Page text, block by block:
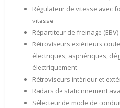
Régulateur de vitesse avec
vitesse
Répartiteur de freinage (EBV)
Rétroviseurs extérieurs
électriques, asphériques,
électriquement
Rétroviseurs intérieur et
Radars de stationnement
Sélecteur de mode de